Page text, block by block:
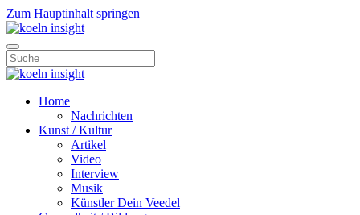
Zum Hauptinhalt springen
Home
Nachrichten
Kunst / Kultur
Artikel
Video
Interview
Musik
Künstler Dein Veedel